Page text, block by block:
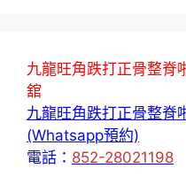
九龍旺角跌打正骨整脊
舘
九龍旺角跌打正骨整脊
(Whatsapp預約)
電話： 852-28021198